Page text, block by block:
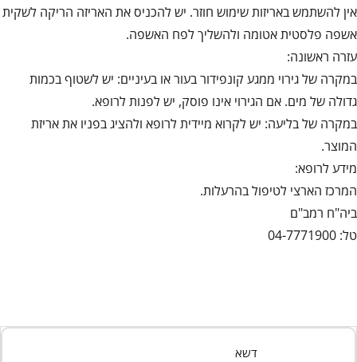
אין להשתמש באריזות שימוש חוזר. יש להכניס את האריזה הריקה לשקית
אשפה פלסטית אטומה ולהשליך לפח האשפה.
עזרה ראשונה:
במקרה של גירוי ממגע קונפידור בעור או בעיניים: יש לשטוף בכמות
גדולה של מים. אם הגירוי אינו פוסק, יש לפנות לרופא.
במקרה של בליעה: יש לקרוא מיידית לרופא ולהציג בפניו את אריזת
המוצר.
מידע לרופא:
המרכז הארצי לטיפול בהרעלות.
ביה"ח רמב"ם
טל: 04-7771900
דשא